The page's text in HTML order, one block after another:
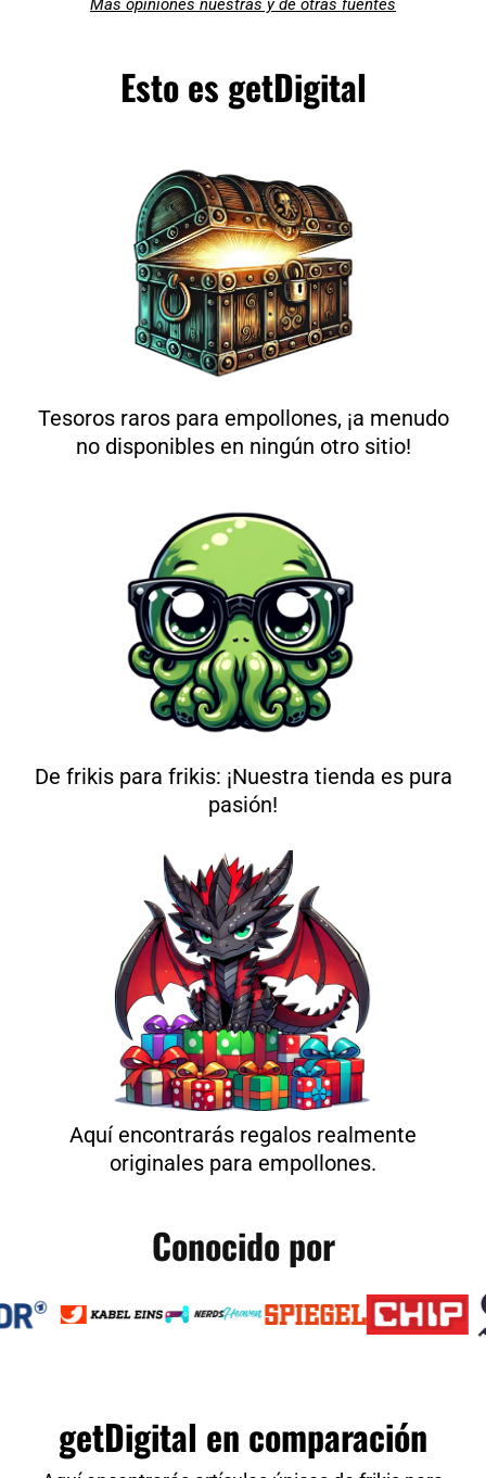
Más opiniones nuestras y de otras fuentes
Esto es getDigital
Tesoros raros para empollones, ¡a menudo
no disponibles en ningún otro sitio!
De frikis para frikis: ¡Nuestra tienda es pura
pasión!
Aquí encontrarás regalos realmente
originales para empollones.
Conocido por
getDigital en comparación